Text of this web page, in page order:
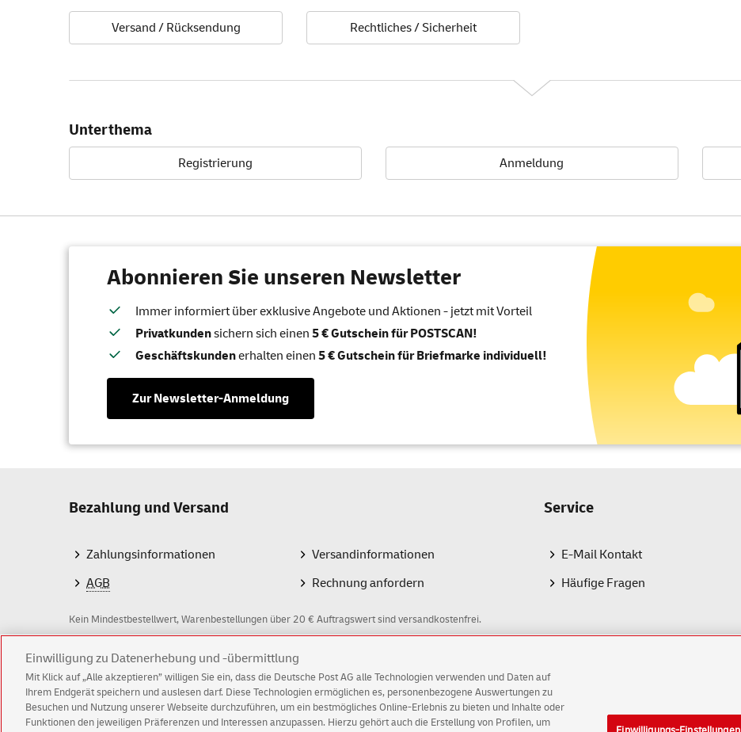
Versand / Rücksendung Rechtliches / Sicherheit
Unterthema
Registrierung Anmeldung
Abonnieren Sie unseren Newsletter
Immer informiert über exklusive Angebote und Aktionen - jetzt mit Vorteil
Privatkundensichern sich einen 5 € Gutschein für POSTSCAN!
Geschäftskundenerhalten einen 5 € Gutschein für Briefmarke individuell!
Zur Newsletter-Anmeldung
Bezahlung und Versand
Zahlungsinformationen
AGB
Versandinformationen
Rechnung anfordern
Service
E-Mail Kontakt
Häufige Fragen
Kein Mindestbestellwert, Warenbestellungen über 20 € Auftragswert sind versandkostenfrei.
Z
a
h
Einwilligung zu Datenerhebung und -übermittlung
Mit Klick auf „Alle akzeptieren” willigen Sie ein, dass die Deutsche Post AG alle Technologien verwenden und Daten auf
Ihrem Endgerät speichern und auslesen darf. Diese Technologien ermöglichen es, personenbezogene Auswertungen zu
Besuchen und Nutzung unserer Webseite durchzuführen, um ein bestmögliches Online-Erlebnis zu bieten und Inhalte oder
Funktionen den jeweiligen Präferenzen und Interessen anzupassen. Hierzu gehört auch die Erstellung von Profilen, um